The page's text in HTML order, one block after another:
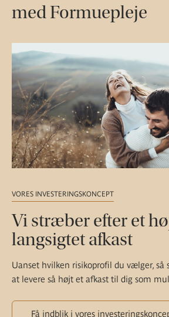
med Formuepleje
VORES INVESTERINGSKONCEPT
Vi stræber efter et
langsigtet afkast
Uanset hvilken risikoprofil du vælger,
at levere så højt et afkast til dig som
Få indblik i vores